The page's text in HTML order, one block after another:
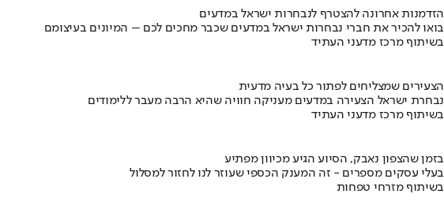
הזדמנות אחרונה להצטרף לנבחרות ישראל במדעים
בואו להכיר את חברי נבחרות ישראל במדעים שכבר מחכים לכם – המיונים בעיצומם
בשיתוף מרכז מדעני העתיד
הצעירים שמצליחים לפתור כל בעיה מדעית
נבחרת ישראל הצעירה במדעים מעניקה חוויה שהיא הרבה מעבר ללימודים
בשיתוף מרכז מדעני העתיד
בזמן שהצפון נאבק, הסיוע הגיע מכיוון מפתיע
בעלי עסקים מספרים - זה המענק הכספי שעוזר לנו לחזור למסלול
בשיתוף מזרחי טפחות